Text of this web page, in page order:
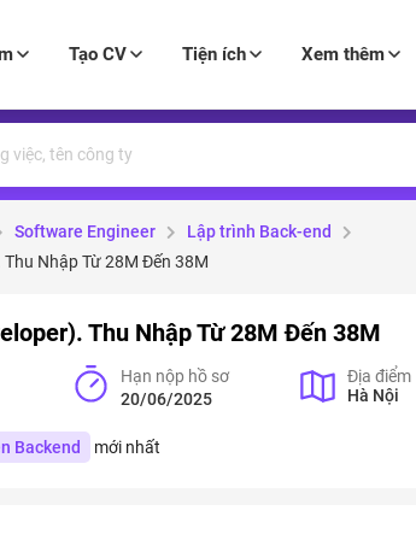
Tạo CV Tiện ích Xem thêm
Software Engineer
Lập trình Back-end
Thu Nhập Từ 28M Đến 38M
Thu Nhập Từ 28M Đến 38M
Hạn nộp hồ sơ
20/06/2025
Địa điểm
Hà Nội
Backend mới nhất